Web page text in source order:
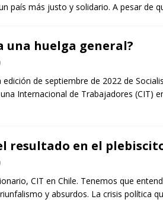
de Boluarte y las tareas de la izquierda
país más justo y solidario. A pesar de
una huelga general?
de septiembre de 2022 de
Internacional de Trabajadores (CIT)
resultado en el
CIT en Chile. Tenemos que
y absurdos. La crisis política